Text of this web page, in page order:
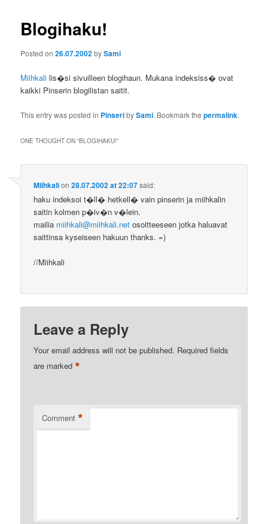
Blogihaku!
Posted on26.07.2002bySami
Miihkali lis�si sivuilleen blogihaun. Mukana indeksiss� ovat
kaikki Pinserin blogilistan saitit.
This entry was posted in PinseribySami. Bookmark thepermalink.
ONE THOUGHT ON “BLOGIHAKU!”
Miihkalion28.07.2002 at 22:07said:
haku indeksoi t�ll� hetkell� vain pinserin ja miihkalin
saitin kolmen p�iv�n v�lein.
mailia miihkali@miihkali.net osoitteeseen jotka haluavat
saittinsa kyseiseen hakuun thanks. =)
//Miihkali
Leave a Reply
Your email address will not be published. Required fields
are marked*
Comment *